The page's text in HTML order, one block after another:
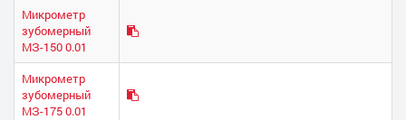
Микрометр
зубомерный
МЗ-150 0.01
Микрометр
зубомерный
МЗ-175 0.01